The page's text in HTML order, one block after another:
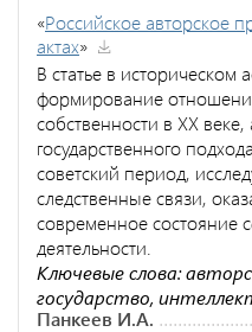
«Российское авторское
актах»
В статье в историческом
формирование
собственности в ХХ
государственного
советский период,
следственные связи,
современное состояние
деятельности.
Ключевые слова:
государство,
Панкеев И.А.